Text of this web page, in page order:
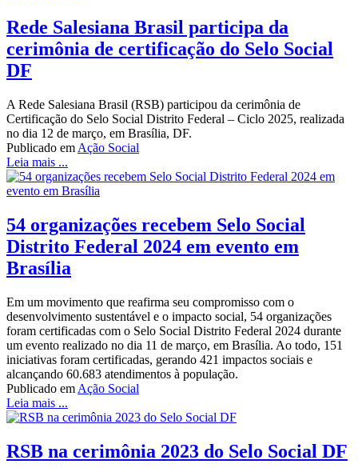
Rede Salesiana Brasil participa da
cerimônia de certificação do Selo Social
DF
A Rede Salesiana Brasil (RSB) participou da cerimônia de
Certificação do Selo Social Distrito Federal – Ciclo 2025, realizada
no dia 12 de março, em Brasília, DF.
Publicado em Ação Social
Leia mais ...
54 organizações recebem Selo Social
Distrito Federal 2024 em evento em
Brasília
Em um movimento que reafirma seu compromisso com o
desenvolvimento sustentável e o impacto social, 54 organizações
foram certificadas com o Selo Social Distrito Federal 2024 durante
um evento realizado no dia 11 de março, em Brasília. Ao todo, 151
iniciativas foram certificadas, gerando 421 impactos sociais e
alcançando 60.683 atendimentos à população.
Publicado em Ação Social
Leia mais ...
RSB na cerimônia 2023 do Selo Social DF